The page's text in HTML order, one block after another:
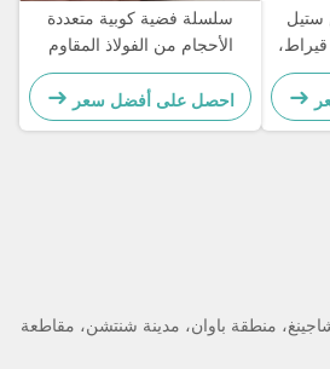
ستيل
مطلية بالذهب عيار 18 قيراط،
قلادة
سلسلة فضية كوبية متعددة
الأحجام من الفولاذ المقاوم
للصدأ مطلية بالذهب عيار 18
قيراطًا 6 مم 8 مم
احصل على أفضل سعر
منطقة باوان، مدينة شنتشن، مقاطعة